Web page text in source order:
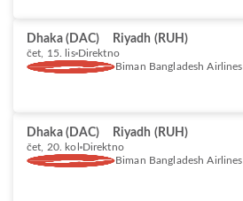
Dhaka (DAC) Riyadh (RUH)
čet, 15. lis Direktno
Biman Bangladesh Airlines
Dhaka (DAC) Riyadh (RUH)
čet, 20. kol Direktno
Biman Bangladesh Airlines